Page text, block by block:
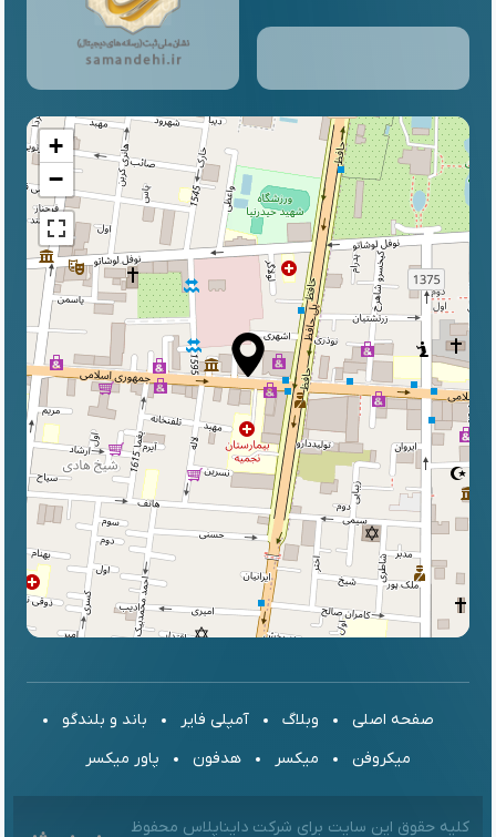
+
−
صفحه اصلی وبلاگ آمپلی فایر
باند و بلندگو
میکروفن
میکسر هدفون پاور میکسر
کلیه حقوق این سایت برای شرکت دایناپلاس محفوظ